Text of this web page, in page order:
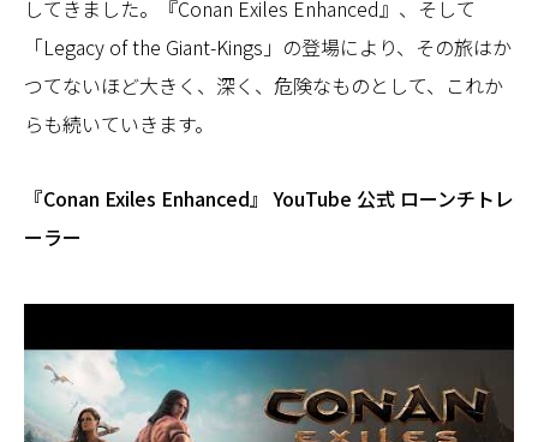
してきました。『Conan Exiles Enhanced』、そして
「Legacy of the Giant-Kings」の登場により、その旅はか
つてないほど大きく、深く、危険なものとして、これか
らも続いていきます。
『Conan Exiles Enhanced』 YouTube 公式 ローンチトレ
ーラー